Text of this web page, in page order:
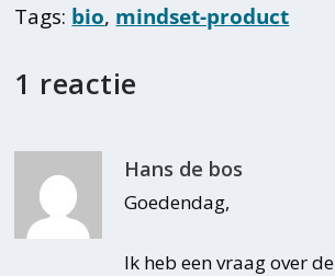
Tags: bio, mindset-product
1 reactie
Hans de bos
Goedendag,
Ik heb een vraag over de